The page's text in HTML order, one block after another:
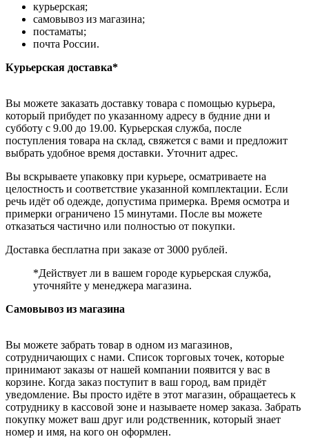
курьерская;
самовывоз из магазина;
постаматы;
почта России.
Курьерская доставка*
Вы можете заказать доставку товара с помощью курьера,
который прибудет по указанному адресу в будние дни и
субботу с 9.00 до 19.00. Курьерская служба, после
поступления товара на склад, свяжется с вами и предложит
выбрать удобное время доставки. Уточнит адрес.
Вы вскрываете упаковку при курьере, осматриваете на
целостность и соответствие указанной комплектации. Если
речь идёт об одежде, допустима примерка. Время осмотра и
примерки ограничено 15 минутами. После вы можете
отказаться частично или полностью от покупки.
Доставка бесплатна при заказе от 3000 рублей.
*Действует ли в вашем городе курьерская служба,
уточняйте у менеджера магазина.
Самовывоз из магазина
Вы можете забрать товар в одном из магазинов,
сотрудничающих с нами. Список торговых точек, которые
принимают заказы от нашей компании появится у вас в
корзине. Когда заказ поступит в ваш город, вам придёт
уведомление. Вы просто идёте в этот магазин, обращаетесь к
сотруднику в кассовой зоне и называете номер заказа. Забрать
покупку может ваш друг или родственник, который знает
номер и имя, на кого он оформлен.